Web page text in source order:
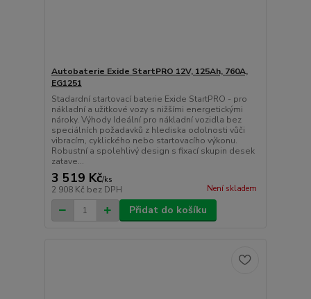
Autobaterie Exide StartPRO 12V, 125Ah, 760A,
EG1251
Stadardní startovací baterie Exide StartPRO - pro
nákladní a užitkové vozy s nižšími energetickými
nároky. Výhody Ideální pro nákladní vozidla bez
speciálních požadavků z hlediska odolnosti vůči
vibracím, cyklického nebo startovacího výkonu.
Robustní a spolehlivý design s fixací skupin desek
zatave...
3 519 Kč/ks
2 908 Kč bez DPH Není skladem
Přidat do košíku